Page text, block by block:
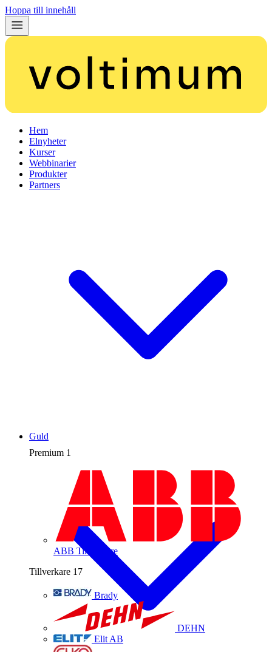
Hoppa till innehåll
Hem
Elnyheter
Kurser
Webbinarier
Produkter
Partners
Premium 1
ABB Tillverkare
Tillverkare 17
Brady
DEHN
Elit AB
Guld